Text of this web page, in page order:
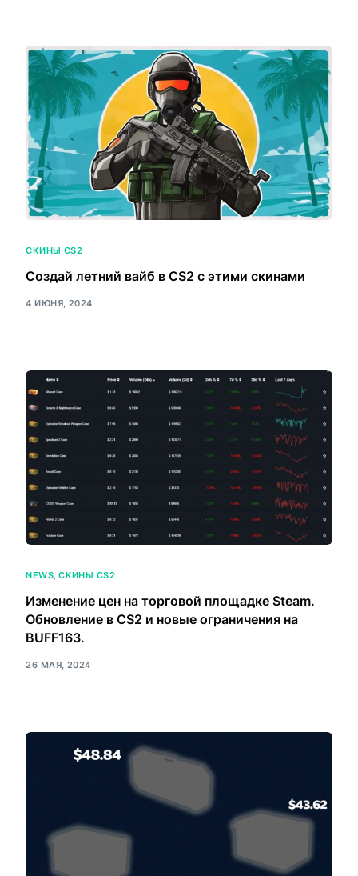
СКИНЫ CS2
Создай летний вайб в CS2 с этими скинами
4 ИЮНЯ, 2024
NEWS,СКИНЫ CS2
Изменение цен на торговой площадке Steam.
Обновление в CS2 и новые ограничения на
BUFF163.
26 МАЯ, 2024